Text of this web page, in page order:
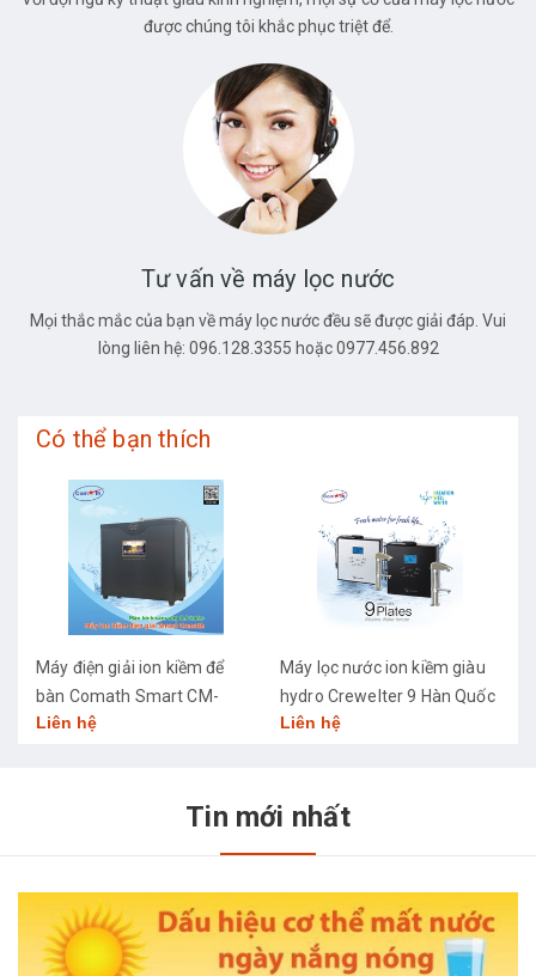
được chúng tôi khắc phục triệt để.
Tư vấn về máy lọc nước
Mọi thắc mắc của bạn về máy lọc nước đều sẽ được giải đáp. Vui
lòng liên hệ: 096.128.3355 hoặc 0977.456.892
Có thể bạn thích
Máy điện giải ion kiềm để
bàn Comath Smart CM-
3668
Liên hệ
Máy lọc nước ion kiềm giàu
hydro Crewelter 9 Hàn Quốc
Liên hệ
Tin mới nhất